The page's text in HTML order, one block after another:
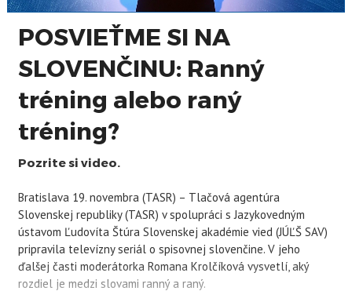
POSVIEŤME SI NA
SLOVENČINU: Ranný
tréning alebo raný
tréning?
Pozrite si video.
Bratislava 19. novembra (TASR) – Tlačová agentúra
Slovenskej republiky (TASR) v spolupráci s Jazykovedným
ústavom Ľudovíta Štúra Slovenskej akadémie vied (JÚĽŠ SAV)
pripravila televízny seriál o spisovnej slovenčine. V jeho
ďalšej časti moderátorka Romana Krolčíková vysvetlí, aký
rozdiel je medzi slovami ranný a raný.